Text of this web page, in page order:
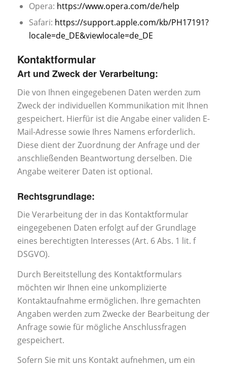
Opera: https://www.opera.com/de/help
Safari: https://support.apple.com/kb/PH17191?
locale=de_DE&viewlocale=de_DE
Kontaktformular
Art und Zweck der Verarbeitung:
Die von Ihnen eingegebenen Daten werden zum
Zweck der individuellen Kommunikation mit Ihnen
gespeichert. Hierfür ist die Angabe einer validen E-
Mail-Adresse sowie Ihres Namens erforderlich.
Diese dient der Zuordnung der Anfrage und der
anschließenden Beantwortung derselben. Die
Angabe weiterer Daten ist optional.
Rechtsgrundlage:
Die Verarbeitung der in das Kontaktformular
eingegebenen Daten erfolgt auf der Grundlage
eines berechtigten Interesses (Art. 6 Abs. 1 lit. f
DSGVO).
Durch Bereitstellung des Kontaktformulars
möchten wir Ihnen eine unkomplizierte
Kontaktaufnahme ermöglichen. Ihre gemachten
Angaben werden zum Zwecke der Bearbeitung der
Anfrage sowie für mögliche Anschlussfragen
gespeichert.
Sofern Sie mit uns Kontakt aufnehmen, um ein